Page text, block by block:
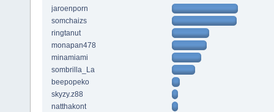
jaroenporn
somchaizs
ringtanut
monapan478
minamiami
sombrilla_La
beepopeko
skyzy.z88
natthakont